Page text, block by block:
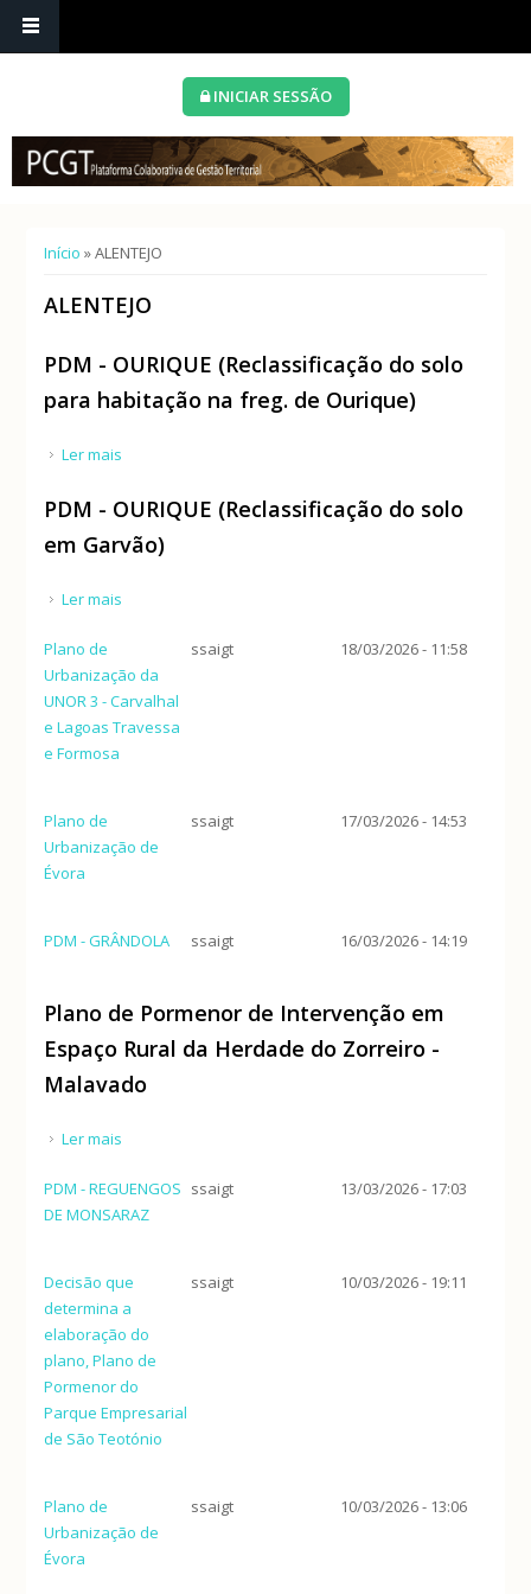
INICIAR SESSÃO
Está aqui
Início » ALENTEJO
ALENTEJO
PDM - OURIQUE (Reclassificação do solo
para habitação na freg. de Ourique)
Ler mais
PDM - OURIQUE (Reclassificação do solo
em Garvão)
Ler mais
Plano de
Urbanização da
UNOR 3 - Carvalhal
e Lagoas Travessa
e Formosa
ssaigt 18/03/2026 - 11:58
Plano de
Urbanização de
Évora
ssaigt 17/03/2026 - 14:53
PDM - GRÂNDOLA ssaigt 16/03/2026 - 14:19
Plano de Pormenor de Intervenção em
Espaço Rural da Herdade do Zorreiro -
Malavado
Ler mais
PDM - REGUENGOS
DE MONSARAZ
ssaigt 13/03/2026 - 17:03
Decisão que
determina a
elaboração do
plano, Plano de
Pormenor do
Parque Empresarial
de São Teotónio
ssaigt 10/03/2026 - 19:11
Plano de
Urbanização de
Évora
ssaigt 10/03/2026 - 13:06